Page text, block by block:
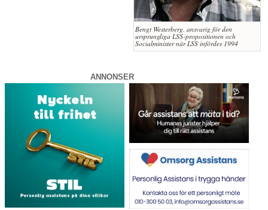
Bengt Westerberg, ansvarig för den
ursprungliga LSS-propositionen och
Socialminister när LSS infördes 1994
ANNONSER